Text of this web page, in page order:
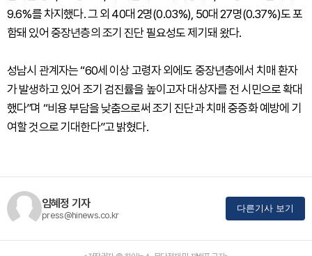
9.6%를 차지했다. 그 외 40대 2명(0.03%), 50대 27명(0.37%)도 포
함돼 있어 중장년층의 조기 진단 필요성도 제기돼 왔다.
성남시 관계자는 “60세 이상 고령자 외에도 중장년층에서 치매 환자
가 발생하고 있어 조기 검진률을 높이고자 대상자를 전 시민으로 확대
했다”며 “비용 부담을 낮춤으로써 조기 진단과 치매 중증화 예방에 기
여할 것으로 기대한다”고 밝혔다.
임혜정 기자
press@hinews.co.kr
다른기사 보기